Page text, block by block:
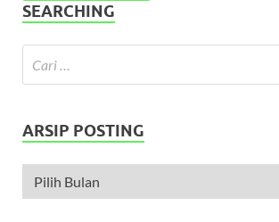
SEARCHING
ARSIP POSTING